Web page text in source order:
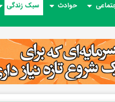
حوادث سبک زندگی